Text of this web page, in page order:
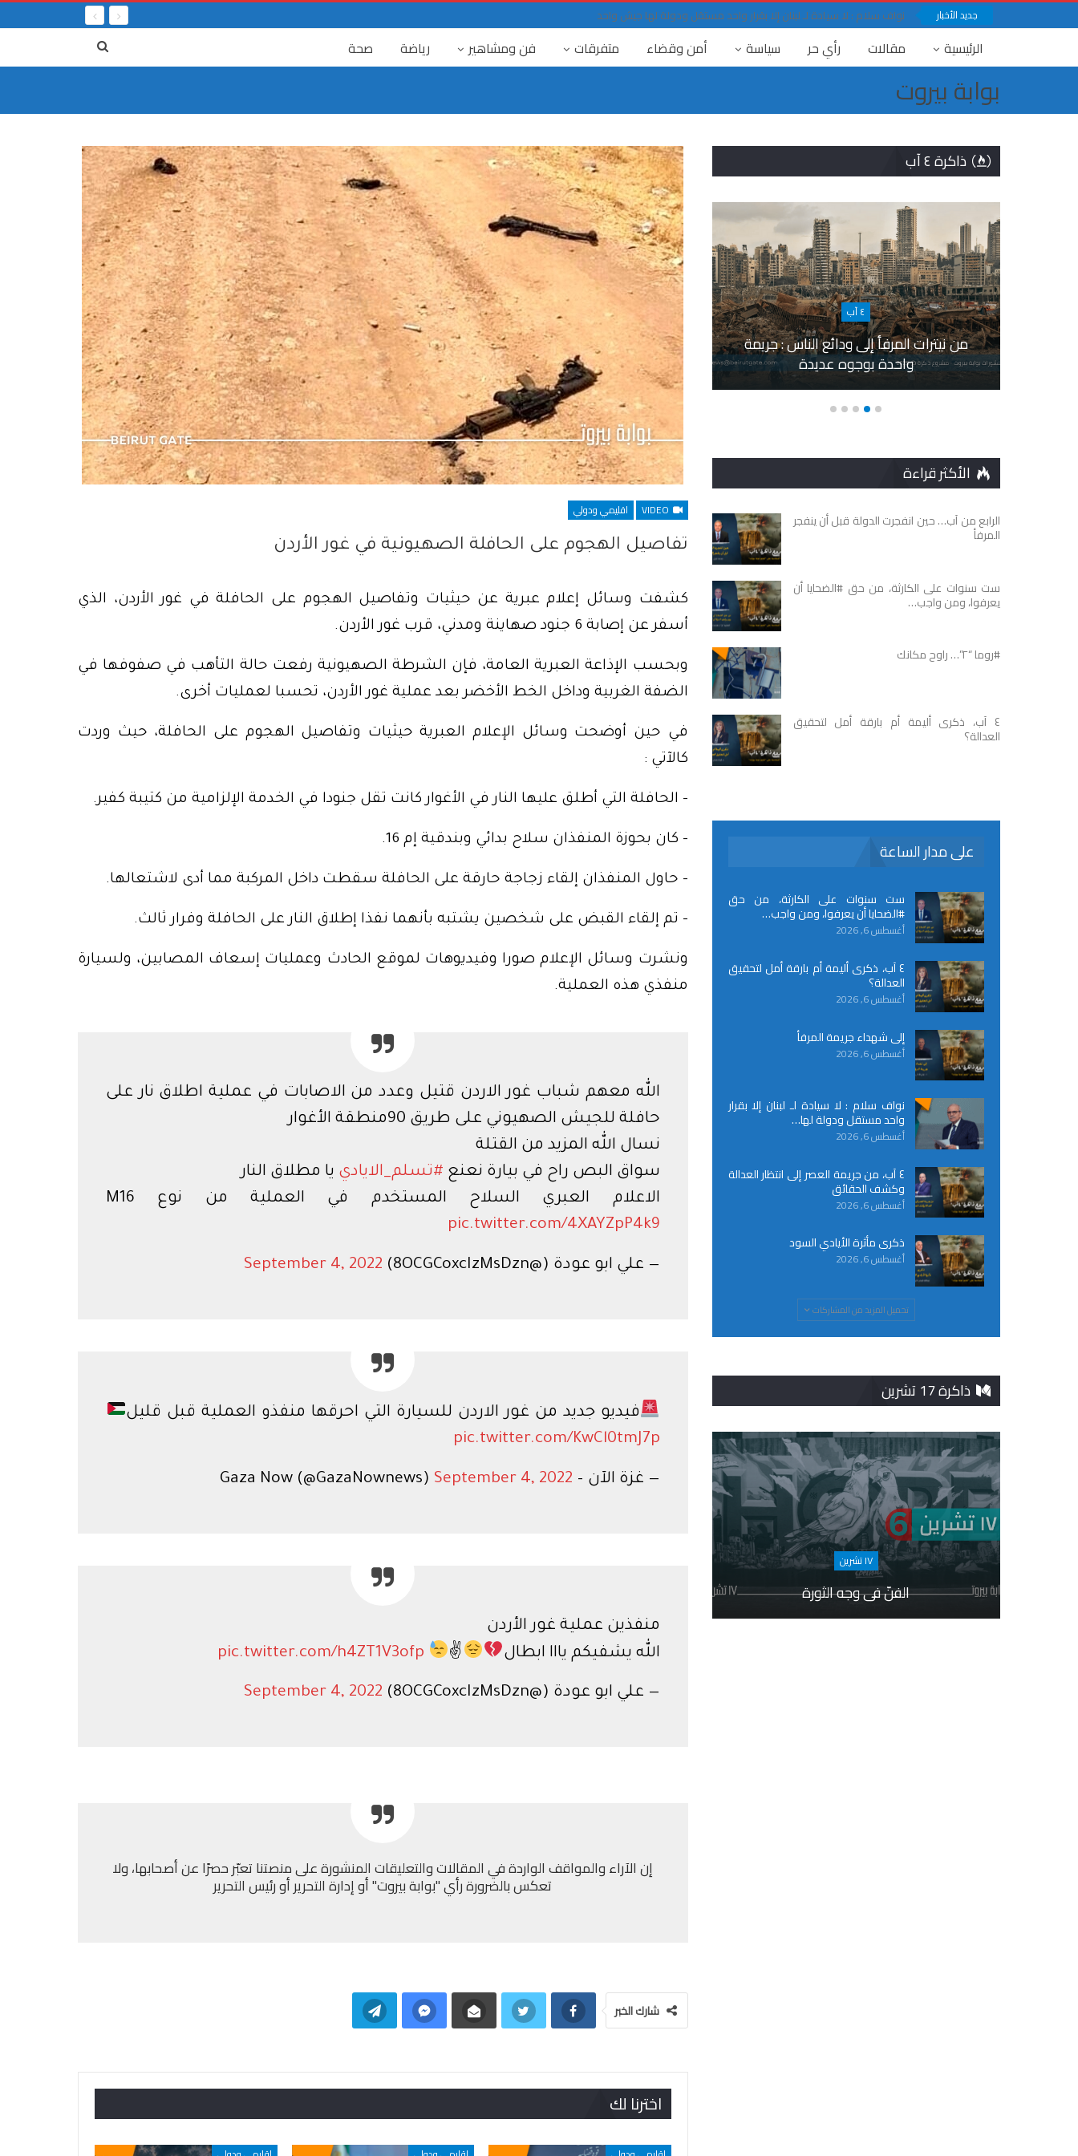
جديد الأخبار نواف سلام : لا سيادة لـ لبنان إلا بقرار واحد مستقل ودولة لها جيش واحد
الرئيسية مقالات رأي حر سياسة أمن وقضاء متفرقات فن ومشاهير رياضة صحة
بوابة بيروت
اقليمي ودولي
تفاصيل الهجوم على الحافلة الصهيونية في غور الأردن
كشفت وسائل إعلام عبرية عن حيثيات وتفاصيل الهجوم على الحافلة في غور الأردن، الذي
أسفر عن إصابة 6 جنود صهاينة ومدني، قرب غور الأردن.
وبحسب الإذاعة العبرية العامة، فإن الشرطة الصهيونية رفعت حالة التأهب في صفوفها في
الضفة الغربية وداخل الخط الأخضر بعد عملية غور الأردن، تحسبا لعمليات أخرى.
في حين أوضحت وسائل الإعلام العبرية حيثيات وتفاصيل الهجوم على الحافلة، حيث وردت
كالآتي :
– الحافلة التي أطلق عليها النار في الأغوار كانت تقل جنودا في الخدمة الإلزامية من كتيبة كفير.
– كان بحوزة المنفذان سلاح بدائي وبندقية إم 16.
– حاول المنفذان إلقاء زجاجة حارقة على الحافلة سقطت داخل المركبة مما أدى لاشتعالها.
– تم إلقاء القبض على شخصين يشتبه بأنهما نفذا إطلاق النار على الحافلة وفرار ثالث.
ونشرت وسائل الإعلام صورا وفيديوهات لموقع الحادث وعمليات إسعاف المصابين، ولسيارة
منفذي هذه العملية.
الله معهم شباب غور الاردن قتيل وعدد من الاصابات في عملية اطلاق نار على
حافلة للجيش الصهيوني على طريق 90منطقة الأغوار
نسال الله المزيد من القتلة
سواق البص راح في بيارة نعنع #تسلم_الايادي يا مطلاق النار
الاعلام العبري السلاح المستخدم في العملية من نوع M16
pic.twitter.com/4XAYZpP4k9
— علي ابو عودة (@8OCGCoxcIzMsDzn) September 4, 2022
فيديو جديد من غور الاردن للسيارة التي احرقها منفذو العملية قبل قليل
pic.twitter.com/KwCl0tmJ7p
— غزة الآن – Gaza Now (@GazaNownews) September 4, 2022
منفذين عملية غور الأردن
الله يشفيكم يااا ابطال
✌
pic.twitter.com/h4ZT1V3ofp
— علي ابو عودة (@8OCGCoxcIzMsDzn) September 4, 2022
إن الآراء والمواقف الواردة في المقالات والتعليقات المنشورة على منصتنا تعبّر حصرًا عن أصحابها، ولا
تعكس بالضرورة رأي "بوابة بيروت" أو إدارة التحرير أو رئيس التحرير
شارك الخبر
اخترنا لك
ذاكرة ٤ آب
٤ آب
من نيترات المرفأ إلى ودائع الناس : جريمة
واحدة بوجوه عديدة
٤ آب
“الوطن هو ألّا يحدث ذلك كلّه”… لكنّه حدث
٤ آب
٤ آب، العدالة أيضاً من شروط السيادة
الأكثر قراءة
الرابع من آب… حين انفجرت الدولة قبل أن ينفجر
المرفأ
ست سنوات على الكارثة، من حق #الضحايا أن
يعرفوا، ومن واجب…
#روما “٢”… راوح مكانك
٤ آب، ذكرى أليمة أم بارقة أمل لتحقيق
العدالة؟
على مدار الساعة
ست سنوات على الكارثة، من حق
#الضحايا أن يعرفوا، ومن واجب…
أغسطس 6, 2026
٤ آب، ذكرى أليمة أم بارقة أمل لتحقيق
العدالة؟
أغسطس 6, 2026
إلى شهداء جريمة المرفأ
أغسطس 6, 2026
نواف سلام : لا سيادة لـ لبنان إلا بقرار
واحد مستقل ودولة لها…
أغسطس 6, 2026
٤ آب، من جريمة العصر إلى انتظار العدالة
وكشف الحقائق
أغسطس 6, 2026
ذكرى مأثرة الأيادي السود
أغسطس 6, 2026
تحميل المزيد من المشاركات
ذاكرة 17 تشرين
١٧ تشرين
الفنّ في وجه الثورة